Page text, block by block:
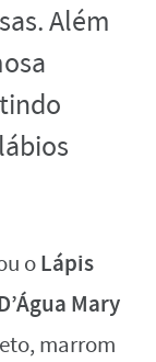
Além
oLápis
Mary
marrom